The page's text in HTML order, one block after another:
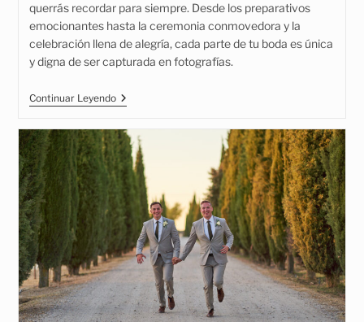
querrás recordar para siempre. Desde los preparativos
emocionantes hasta la ceremonia conmovedora y la
celebración llena de alegría, cada parte de tu boda es única
y digna de ser capturada en fotografías.
Continuar LeyendoFotos
De
Qué
Momentos
No
Te
Puedes
Perder